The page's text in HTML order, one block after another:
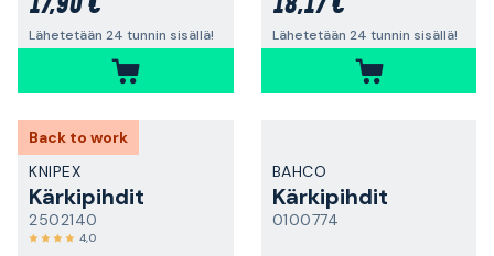
17,90 €
Lähetetään 24 tunnin sisällä!
18,17 €
Lähetetään 24 tunnin sisällä!
Back to work
KNIPEX
Kärkipihdit
2502140
4,0
BAHCO
Kärkipihdit
0100774